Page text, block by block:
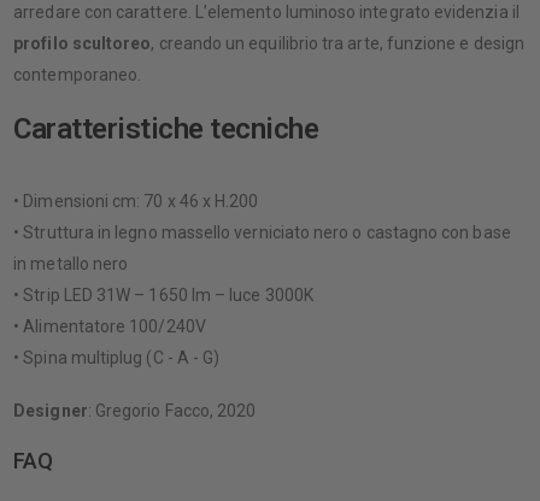
arredare con carattere. L’elemento luminoso integrato evidenzia il
profilo scultoreo, creando un equilibrio tra arte, funzione e design
contemporaneo.
Caratteristiche tecniche
• Dimensioni cm: 70 x 46 x H.200
• Struttura in legno massello verniciato nero o castagno con base
in metallo nero
• Strip LED 31W – 1650 lm – luce 3000K
• Alimentatore 100/240V
• Spina multiplug (C - A - G)
Designer: Gregorio Facco, 2020
FAQ